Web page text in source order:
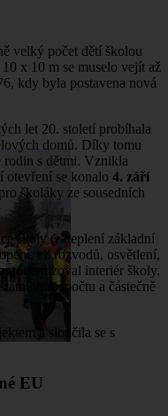
velký počet dětí školou
x 10 m se muselo vejít až
kdy byla postavena nová
let 20. století probíhala
domů. Díky tomu
rodin s dětmi. Vznikla
otevření se konalo 4. září
školáky ze sousedních
školy (zateplení základní
el. rozvodů, osvětlení,
interiér školy.
rozpočtu a částečně
a sloučila se s
EU